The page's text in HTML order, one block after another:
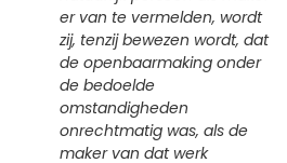
er van te vermelden, wordt
zij, tenzij bewezen wordt, dat
de openbaarmaking onder
de bedoelde
omstandigheden
onrechtmatig was, als de
maker van dat werk